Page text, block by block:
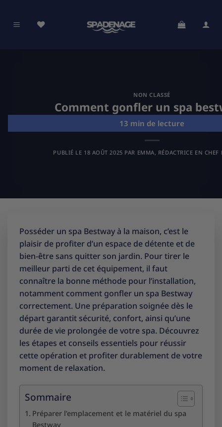
contenu
NON CLASSÉ
Comment gonfler un spa
PUBLIÉ LE 18 AOÛT 2025 PAR EMMA, RÉDACTRICE EN CHEF
Posséder un spa Bestway à la maison, c’est le
plaisir de profiter d’un espace de détente et de
bien-être sans quitter son jardin. Pour tirer le
meilleur parti de cet équipement, il faut
connaître la bonne méthode pour l’installation,
notamment comment gonfler un spa Bestway
correctement. Une préparation soignée dès le
départ garantit sécurité, confort, ainsi qu’une
durée de vie prolongée de votre spa. Découvrez
les étapes et conseils essentiels pour réussir
cette opération et profiter durablement de votre
moment de relaxation.
Sommaire
Préparer l’emplacement et le matériel du spa
Bestway